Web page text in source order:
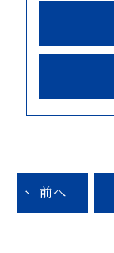
前へ